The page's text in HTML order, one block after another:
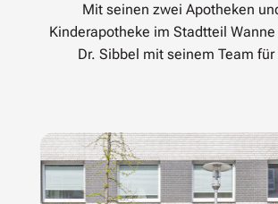
Mit seinen zwei Apotheken
Kinderapotheke im Stadtteil
Dr. Sibbel mit seinem Team für